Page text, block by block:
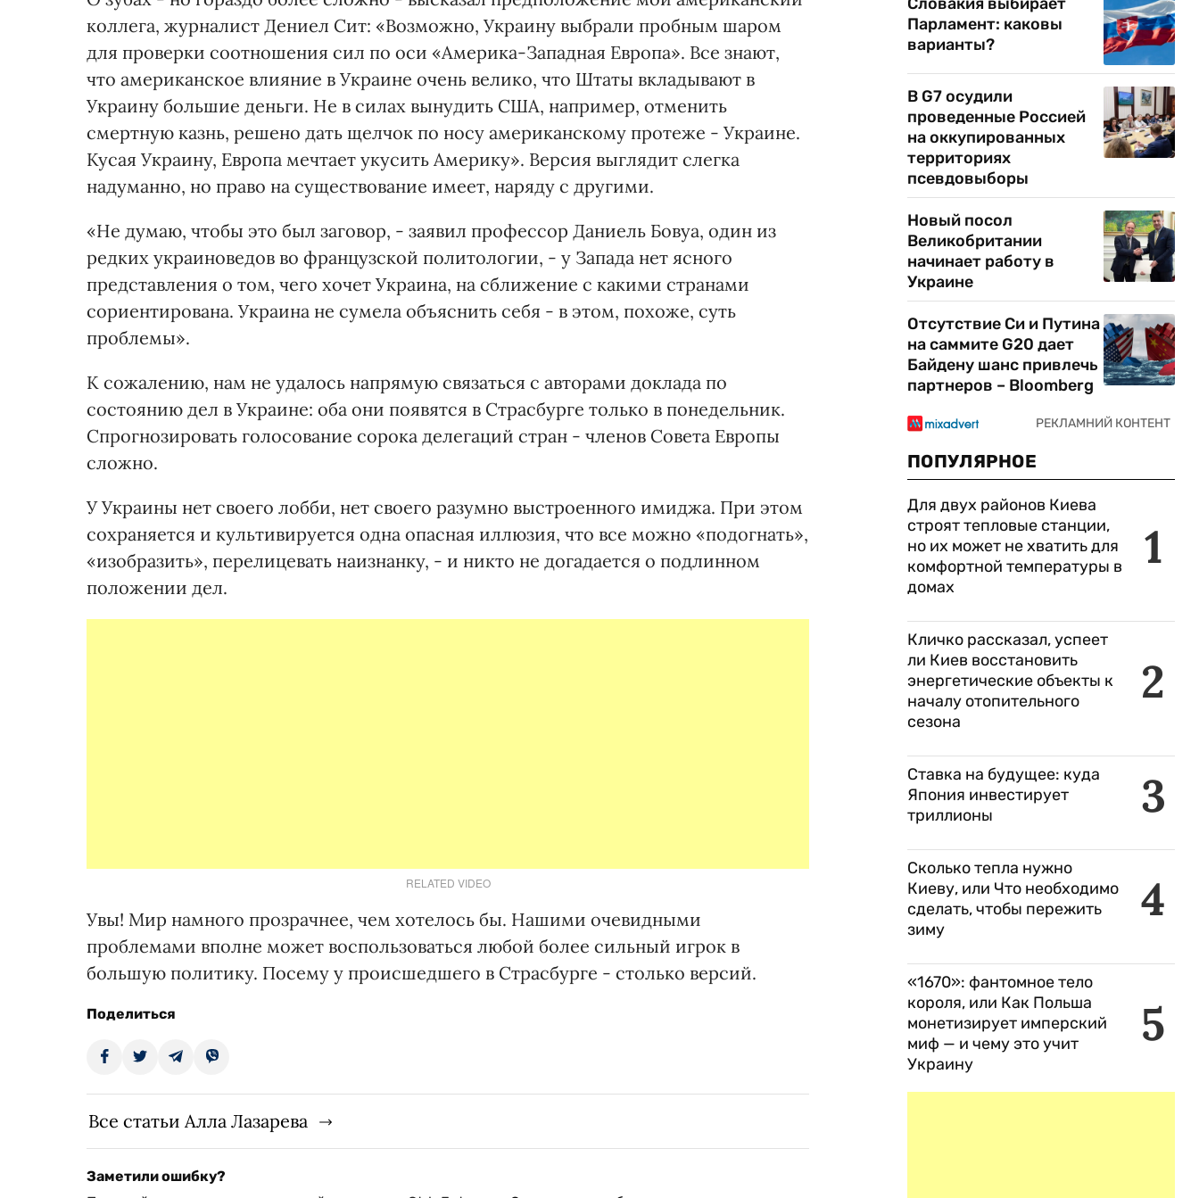
коллега, журналист Дениел Сит: «Возможно, Украину выбрали пробным шаром
для проверки соотношения сил по оси «Америка-Западная Европа». Все знают,
что американское влияние в Украине очень велико, что Штаты вкладывают в
Украину большие деньги. Не в силах вынудить США, например, отменить
смертную казнь, решено дать щелчок по носу американскому протеже - Украине.
Кусая Украину, Европа мечтает укусить Америку». Версия выглядит слегка
надуманно, но право на существование имеет, наряду с другими.
«Не думаю, чтобы это был заговор, - заявил профессор Даниель Бовуа, один из
редких украиноведов во французской политологии, - у Запада нет ясного
представления о том, чего хочет Украина, на сближение с какими странами
сориентирована. Украина не сумела объяснить себя - в этом, похоже, суть
проблемы».
К сожалению, нам не удалось напрямую связаться с авторами доклада по
состоянию дел в Украине: оба они появятся в Страсбурге только в понедельник.
Спрогнозировать голосование сорока делегаций стран - членов Совета Европы
сложно.
У Украины нет своего лобби, нет своего разумно выстроенного имиджа. При этом
сохраняется и культивируется одна опасная иллюзия, что все можно «подогнать»,
«изобразить», перелицевать наизнанку, - и никто не догадается о подлинном
положении дел.
RELATED VIDEO
Увы! Мир намного прозрачнее, чем хотелось бы. Нашими очевидными
проблемами вполне может воспользоваться любой более сильный игрок в
большую политику. Посему у происшедшего в Страсбурге - столько версий.
Поделиться
Все статьи Алла Лазарева
Заметили ошибку?
Парламент: каковы
варианты?
В G7 осудили
проведенные Россией
на оккупированных
территориях
псевдовыборы
Новый посол
Великобритании
начинает работу в
Украине
Отсутствие Си и Путина
на саммите G20 дает
Байдену шанс привлечь
партнеров – Bloomberg
ПОПУЛЯРНОЕ
1
Для двух районов Киева
строят тепловые станции,
но их может не хватить для
комфортной температуры в
домах
2
Кличко рассказал, успеет
ли Киев восстановить
энергетические объекты к
началу отопительного
сезона
3
Ставка на будущее: куда
Япония инвестирует
триллионы
4
Сколько тепла нужно
Киеву, или Что необходимо
сделать, чтобы пережить
зиму
5
«1670»: фантомное тело
короля, или Как Польша
монетизирует имперский
миф — и чему это учит
Украину